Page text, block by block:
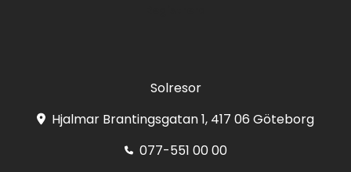
Solresor
Hjalmar Brantingsgatan 1, 417 06 Göteborg
077-551 00 00